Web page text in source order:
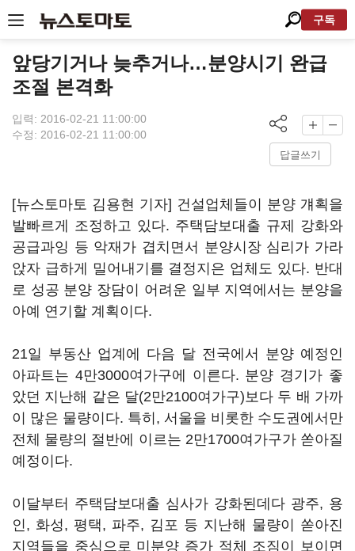
구독
앞당기거나 늦추거나…분양시기 완급
조절 본격화
입력: 2016-02-21 11:00:00
수정: 2016-02-21 11:00:00
답글쓰기
[뉴스토마토 김용현 기자] 건설업체들이 분양 걔획을
발빠르게 조정하고 있다. 주택담보대출 규제 강화와
공급과잉 등 악재가 겹치면서 분양시장 심리가 가라
앉자 급하게 밀어내기를 결정지은 업체도 있다. 반대
로 성공 분양 장담이 어려운 일부 지역에서는 분양을
아예 연기할 계획이다.
21일 부동산 업계에 다음 달 전국에서 분양 예정인
아파트는 4만3000여가구에 이른다. 분양 경기가 좋
았던 지난해 같은 달(2만2100여가구)보다 두 배 가까
이 많은 물량이다. 특히, 서울을 비롯한 수도권에서만
전체 물량의 절반에 이르는 2만1700여가구가 쏟아질
예정이다.
이달부터 주택담보대출 심사가 강화된데다 광주, 용
인, 화성, 평택, 파주, 김포 등 지난해 물량이 쏟아진
지역들을 중심으로 미분양 증가 적체 조짐이 보이면